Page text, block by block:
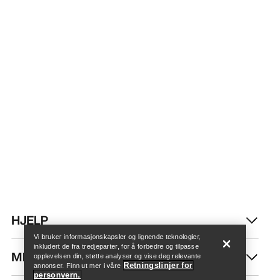
HJELP
MIN KONTO
Vi bruker informasjonskapsler og lignende teknologier,
inkludert de fra tredjeparter, for å forbedre og tilpasse
opplevelsen din, støtte analyser og vise deg relevante
annonser. Finn ut mer i våre Retningslinjer for
personvern.